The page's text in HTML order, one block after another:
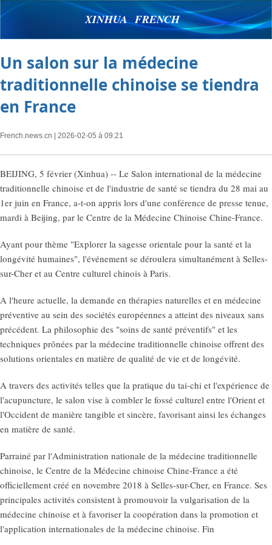
XINHUA FRENCH
Un salon sur la médecine
traditionnelle chinoise se tiendra
en France
French.news.cn | 2026-02-05 à 09:21
BEIJING, 5 février (Xinhua) -- Le Salon international de la médecine
traditionnelle chinoise et de l'industrie de santé se tiendra du 28 mai au
1er juin en France, a-t-on appris lors d'une conférence de presse tenue,
mardi à Beijing, par le Centre de la Médecine Chinoise Chine-France.
Ayant pour thème "Explorer la sagesse orientale pour la santé et la
longévité humaines", l'événement se déroulera simultanément à Selles-
sur-Cher et au Centre culturel chinois à Paris.
A l'heure actuelle, la demande en thérapies naturelles et en médecine
préventive au sein des sociétés européennes a atteint des niveaux sans
précédent. La philosophie des "soins de santé préventifs" et les
techniques prônées par la médecine traditionnelle chinoise offrent des
solutions orientales en matière de qualité de vie et de longévité.
A travers des activités telles que la pratique du tai-chi et l'expérience de
l'acupuncture, le salon vise à combler le fossé culturel entre l'Orient et
l'Occident de manière tangible et sincère, favorisant ainsi les échanges
en matière de santé.
Parrainé par l'Administration nationale de la médecine traditionnelle
chinoise, le Centre de la Médecine chinoise Chine-France a été
officiellement créé en novembre 2018 à Selles-sur-Cher, en France. Ses
principales activités consistent à promouvoir la vulgarisation de la
médecine chinoise et à favoriser la coopération dans la promotion et
l'application internationales de la médecine chinoise. Fin